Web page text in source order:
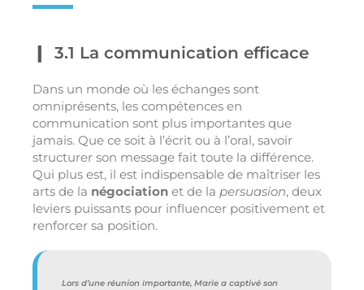
3.1 La communication efficace
Dans un monde où les échanges sont
omniprésents, les compétences en
communication sont plus importantes que
jamais. Que ce soit à l’écrit ou à l’oral, savoir
structurer son message fait toute la différence.
Qui plus est, il est indispensable de maîtriser les
arts de la négociation et de la persuasion, deux
leviers puissants pour influencer positivement et
renforcer sa position.
Lors d’une réunion importante, Marie a captivé son